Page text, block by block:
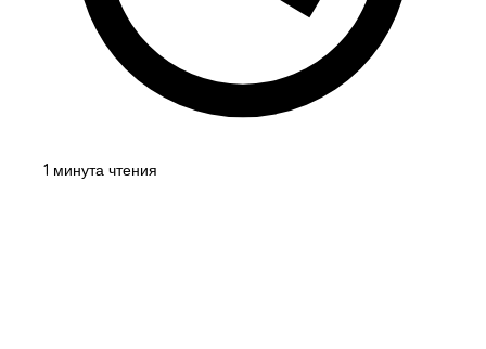
1 минута чтения